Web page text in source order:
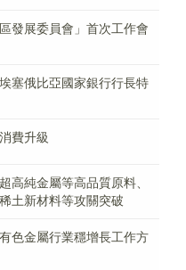
發展委員會」首次工作會
塞俄比亞國家銀行行長特
費升級
高純金屬等高品質原料、
土新材料等攻關突破
色金屬行業穩增長工作方